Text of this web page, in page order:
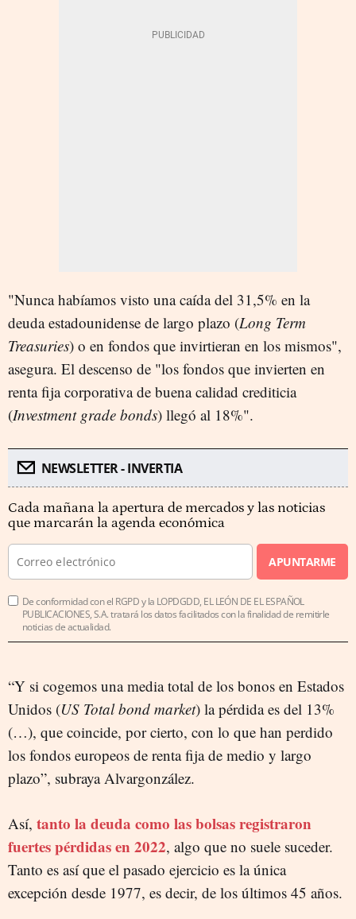
"Nunca habíamos visto una caída del 31,5% en la
deuda estadounidense de largo plazo (Long Term
Treasuries) o en fondos que invirtieran en los mismos",
asegura. El descenso de "los fondos que invierten en
renta fija corporativa de buena calidad crediticia
(Investment grade bonds) llegó al 18%".
NEWSLETTER - INVERTIA
Cada mañana la apertura de mercados y las noticias
que marcarán la agenda económica
APUNTARME
De conformidad con el RGPD y la LOPDGDD, EL LEÓN DE EL ESPAÑOL
PUBLICACIONES, S.A. tratará los datos facilitados con la finalidad de remitirle
noticias de actualidad.
“Y si cogemos una media total de los bonos en Estados
Unidos (US Total bond market) la pérdida es del 13%
(…), que coincide, por cierto, con lo que han perdido
los fondos europeos de renta fija de medio y largo
plazo”, subraya Alvargonzález.
Así, tanto la deuda como las bolsas registraron
fuertes pérdidas en 2022, algo que no suele suceder.
Tanto es así que el pasado ejercicio es la única
excepción desde 1977, es decir, de los últimos 45 años.